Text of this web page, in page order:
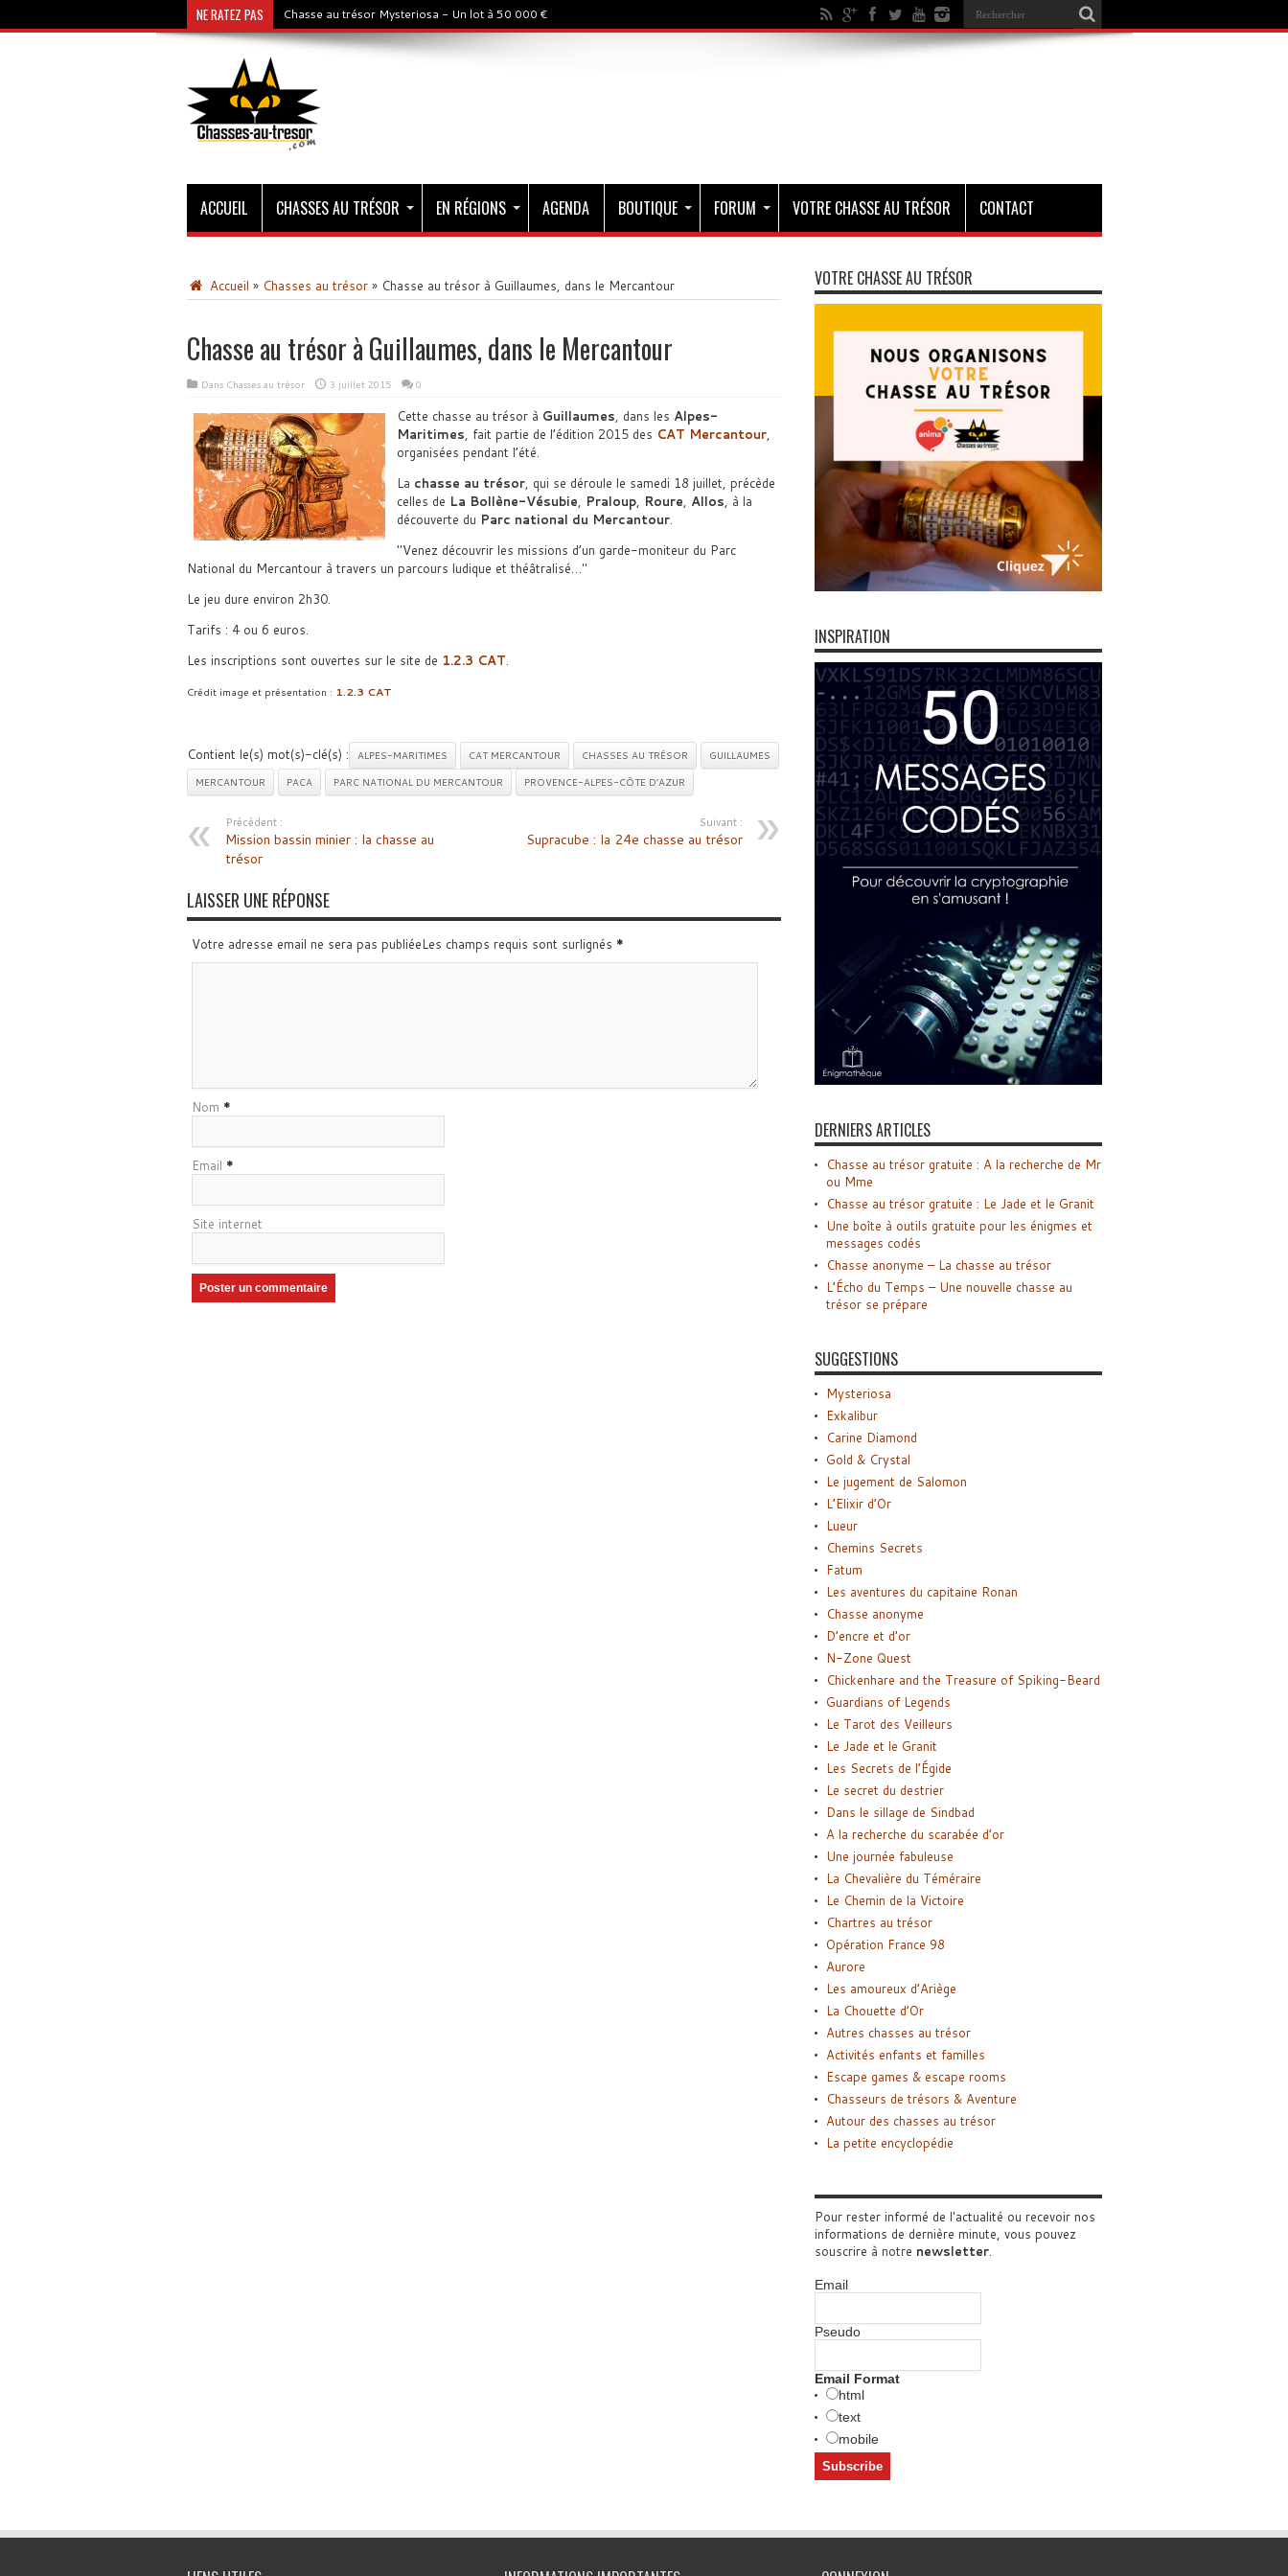
NE RATEZ PAS Chasse au trésor Mysteriosa - Un lot à 50 000 €
ACCUEIL CHASSES AU TRÉSOR EN RÉGIONS AGENDA BOUTIQUE FORUM VOTRE CHASSE AU TRÉSOR CONTACT
Accueil » Chasses au trésor » Chasse au trésor à Guillaumes, dans le Mercantour
Chasse au trésor à Guillaumes, dans le Mercantour
Dans Chasses au trésor 3 juillet 2015 0
Cette chasse au trésor à Guillaumes, dans les Alpes-
Maritimes, fait partie de l’édition 2015 des CAT Mercantour,
organisées pendant l’été.
La chasse au trésor, qui se déroule le samedi 18 juillet, précède
celles de La Bollène-Vésubie, Praloup, Roure, Allos, à la
découverte du Parc national du Mercantour.
Venez découvrir les missions d’un garde-moniteur du Parc
National du Mercantour à travers un parcours ludique et théâtralisé…
Le jeu dure environ 2h30.
Tarifs : 4 ou 6 euros.
Les inscriptions sont ouvertes sur le site de 1.2.3 CAT.
Crédit image et présentation : 1.2.3 CAT
Contient le(s) mot(s)-clé(s) : ALPES-MARITIMES CAT MERCANTOUR CHASSES AU TRÉSOR
GUILLAUMES
MERCANTOUR
PACA PARC NATIONAL DU MERCANTOUR PROVENCE-ALPES-CÔTE D’AZUR
Précédent :
Mission bassin minier : la chasse au
trésor
Suivant :
Supracube : la 24e chasse au trésor
LAISSER UNE RÉPONSE
Votre adresse email ne sera pas publiéeLes champs requis sont surlignés *
Nom *
Email *
Site internet
VOTRE CHASSE AU TRÉSOR
INSPIRATION
DERNIERS ARTICLES
Chasse au trésor gratuite : A la recherche de Mr
ou Mme
Chasse au trésor gratuite : Le Jade et le Granit
Une boîte à outils gratuite pour les énigmes et
messages codés
Chasse anonyme – La chasse au trésor
L’Écho du Temps – Une nouvelle chasse au
trésor se prépare
SUGGESTIONS
Mysteriosa
Exkalibur
Carine Diamond
Gold & Crystal
Le jugement de Salomon
L’Elixir d’Or
Lueur
Chemins Secrets
Fatum
Les aventures du capitaine Ronan
Chasse anonyme
D’encre et d’or
N-Zone Quest
Chickenhare and the Treasure of Spiking-Beard
Guardians of Legends
Le Tarot des Veilleurs
Le Jade et le Granit
Les Secrets de l’Égide
Le secret du destrier
Dans le sillage de Sindbad
A la recherche du scarabée d’or
Une journée fabuleuse
La Chevalière du Téméraire
Le Chemin de la Victoire
Chartres au trésor
Opération France 98
Aurore
Les amoureux d’Ariège
La Chouette d’Or
Autres chasses au trésor
Activités enfants et familles
Escape games & escape rooms
Chasseurs de trésors & Aventure
Autour des chasses au trésor
La petite encyclopédie
Pour rester informé de l'actualité ou recevoir nos
informations de dernière minute, vous pouvez
souscrire à notre newsletter.
Email
Pseudo
Email Format
html
text
mobile